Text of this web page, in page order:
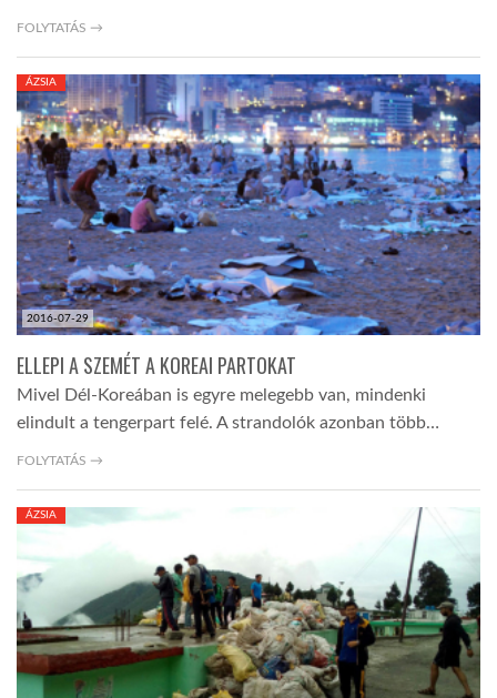
FOLYTATÁS →
2016-07-29
ÁZSIA
ELLEPI A SZEMÉT A KOREAI PARTOKAT
Mivel Dél-Koreában is egyre melegebb van, mindenki
elindult a tengerpart felé. A strandolók azonban több…
FOLYTATÁS →
ÁZSIA